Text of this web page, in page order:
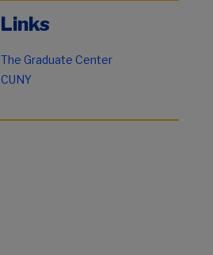
Links
The Graduate Center
CUNY